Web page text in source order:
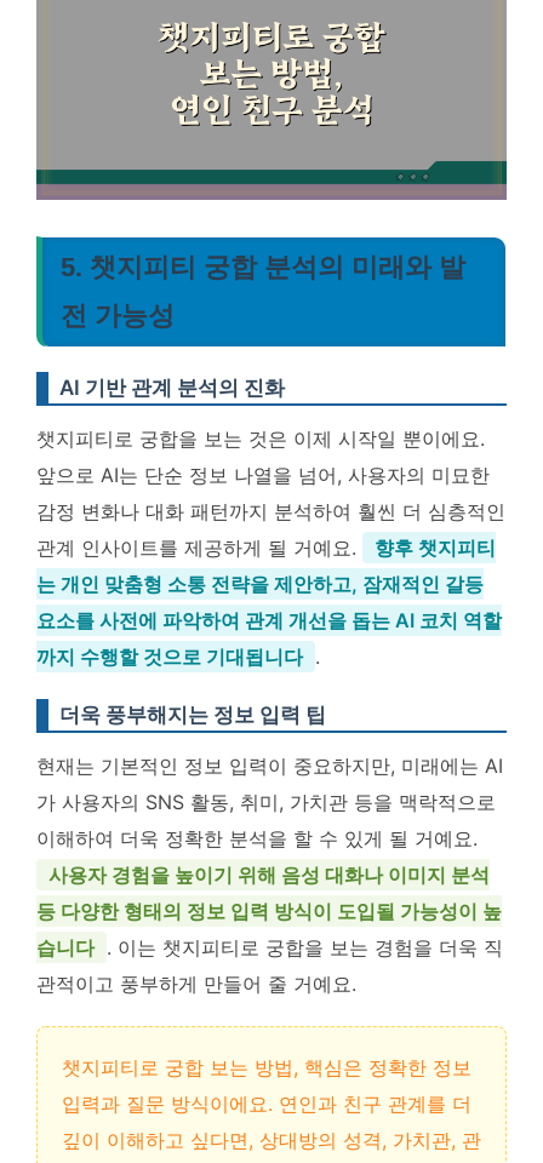
5. 챗지피티 궁합 분석의 미래와 발
전 가능성
AI 기반 관계 분석의 진화
챗지피티로 궁합을 보는 것은 이제 시작일 뿐이에요.
앞으로 AI는 단순 정보 나열을 넘어, 사용자의 미묘한
감정 변화나 대화 패턴까지 분석하여 훨씬 더 심층적인
관계 인사이트를 제공하게 될 거예요.
향후 챗지피티
는 개인 맞춤형 소통 전략을 제안하고, 잠재적인 갈등
요소를 사전에 파악하여 관계 개선을 돕는 AI 코치 역할
까지 수행할 것으로 기대됩니다 .
더욱 풍부해지는 정보 입력 팁
현재는 기본적인 정보 입력이 중요하지만, 미래에는 AI
가 사용자의 SNS 활동, 취미, 가치관 등을 맥락적으로
이해하여 더욱 정확한 분석을 할 수 있게 될 거예요.
사용자 경험을 높이기 위해 음성 대화나 이미지 분석
등 다양한 형태의 정보 입력 방식이 도입될 가능성이 높
습니다 . 이는 챗지피티로 궁합을 보는 경험을 더욱 직
관적이고 풍부하게 만들어 줄 거예요.
챗지피티로 궁합 보는 방법, 핵심은 정확한 정보
입력과 질문 방식이에요. 연인과 친구 관계를 더
깊이 이해하고 싶다면, 상대방의 성격, 가치관, 관